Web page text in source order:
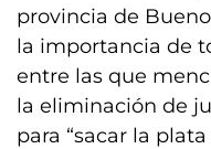
provincia de
la importancia de
entre las que
la eliminación de
para “sacar la